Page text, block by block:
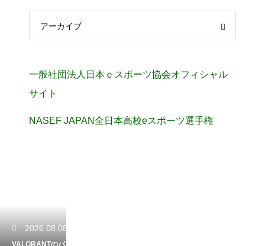
アーカイブ
一般社団法人日本ｅスポーツ協会オフィシャル
サイト
NASEF JAPAN全日本高校eスポーツ選手権
2026.08.08